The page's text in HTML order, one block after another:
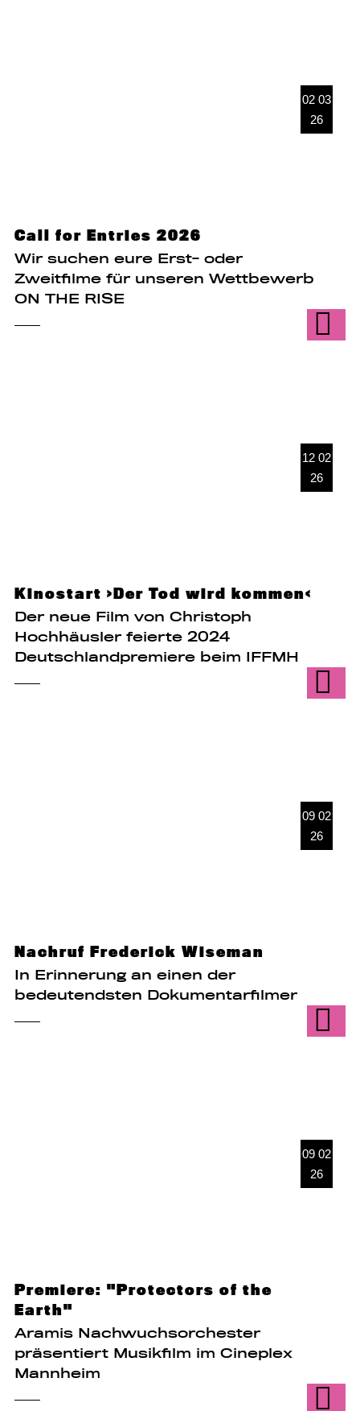
Call for Entries 2026
Wir suchen eure Erst- oder
Zweitfilme für unseren Wettbewerb
ON THE RISE
02 03
26
Kinostart ›Der Tod wird kommen‹
Der neue Film von Christoph
Hochhäusler feierte 2024
Deutschlandpremiere beim IFFMH
12 02
26
Nachruf Frederick Wiseman
In Erinnerung an einen der
bedeutendsten Dokumentarfilmer
09 02
26
Premiere: "Protectors of the
Earth"
Aramis Nachwuchsorchester
präsentiert Musikfilm im Cineplex
Mannheim
09 02
26